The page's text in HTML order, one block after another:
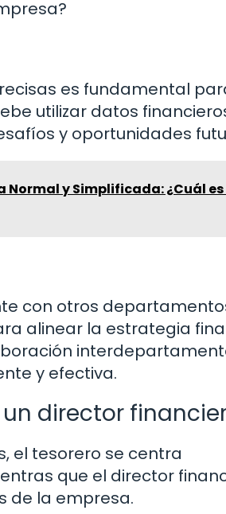
es fundamental
utilizar datos
y oportunidades
y Simplificada: ¿Cuál
con otros
alinear la estrategia
y efectiva.
director
el tesorero se centra
que el director
de la empresa.